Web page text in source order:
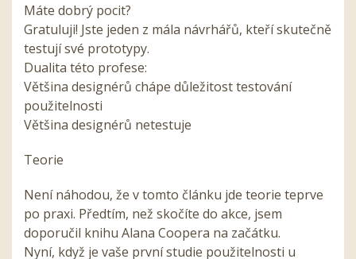
Máte dobrý pocit?
Gratuluji! Jste jeden z mála návrhářů, kteří skutečně
testují své prototypy.
Dualita této profese:
Většina designérů chápe důležitost testování
použitelnosti
Většina designérů netestuje
Teorie
Není náhodou, že v tomto článku jde teorie teprve
po praxi. Předtím, než skočíte do akce, jsem
doporučil knihu Alana Coopera na začátku.
Nyní, když je vaše první studie použitelnosti u